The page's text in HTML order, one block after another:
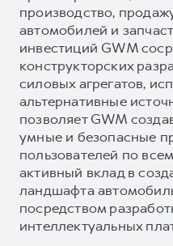
производство,
автомобилей и
инвестиций GWM
конструкторских
силовых агрегатов,
альтернативные
позволяет GWM
умные и безопасные
пользователей по
активный вклад в
ландшафта
посредством
интеллектуальных